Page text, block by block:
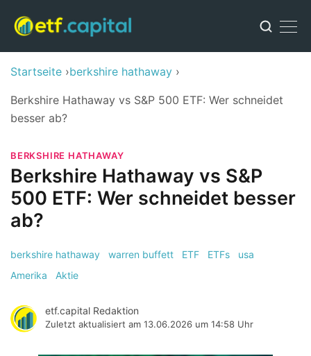
Startseite berkshire hathaway
Berkshire Hathaway vs S&P 500 ETF: Wer schneidet
besser ab?
BERKSHIRE HATHAWAY
Berkshire Hathaway vs S&P
500 ETF: Wer schneidet besser
ab?
berkshire hathaway warren buffett ETF ETFs
usa
Amerika
Aktie
etf.capital Redaktion
Zuletzt aktualisiert am 13.06.2026 um 14:58 Uhr